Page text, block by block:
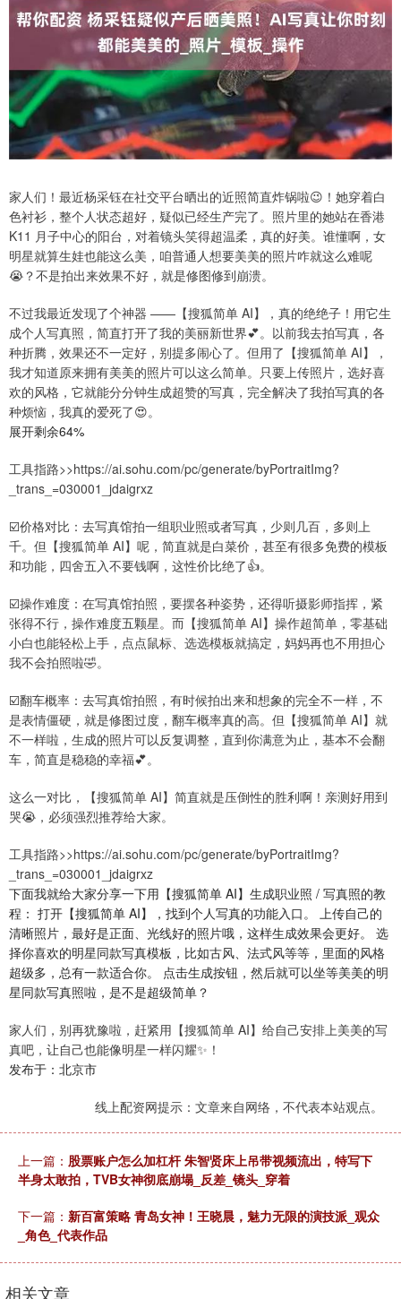
家人们！最近杨采钰在社交平台晒出的近照简直炸锅啦😉！她穿着白
色衬衫，整个人状态超好，疑似已经生产完了。照片里的她站在香港
K11 月子中心的阳台，对着镜头笑得超温柔，真的好美。谁懂啊，女
明星就算生娃也能这么美，咱普通人想要美美的照片咋就这么难呢
😭？不是拍出来效果不好，就是修图修到崩溃。
不过我最近发现了个神器 ——【搜狐简单 AI】，真的绝绝子！用它生
成个人写真照，简直打开了我的美丽新世界💕。以前我去拍写真，各
种折腾，效果还不一定好，别提多闹心了。但用了【搜狐简单 AI】，
我才知道原来拥有美美的照片可以这么简单。只要上传照片，选好喜
欢的风格，它就能分分钟生成超赞的写真，完全解决了我拍写真的各
种烦恼，我真的爱死了😍。
展开剩余64%
工具指路>>https://ai.sohu.com/pc/generate/byPortraitImg?
_trans_=030001_jdaigrxz
☑️价格对比：去写真馆拍一组职业照或者写真，少则几百，多则上
千。但【搜狐简单 AI】呢，简直就是白菜价，甚至有很多免费的模板
和功能，四舍五入不要钱啊，这性价比绝了👍。
☑️操作难度：在写真馆拍照，要摆各种姿势，还得听摄影师指挥，紧
张得不行，操作难度五颗星。而【搜狐简单 AI】操作超简单，零基础
小白也能轻松上手，点点鼠标、选选模板就搞定，妈妈再也不用担心
我不会拍照啦🤣。
☑️翻车概率：去写真馆拍照，有时候拍出来和想象的完全不一样，不
是表情僵硬，就是修图过度，翻车概率真的高。但【搜狐简单 AI】就
不一样啦，生成的照片可以反复调整，直到你满意为止，基本不会翻
车，简直是稳稳的幸福💕。
这么一对比，【搜狐简单 AI】简直就是压倒性的胜利啊！亲测好用到
哭😭，必须强烈推荐给大家。
工具指路>>https://ai.sohu.com/pc/generate/byPortraitImg?
_trans_=030001_jdaigrxz
下面我就给大家分享一下用【搜狐简单 AI】生成职业照 / 写真照的教
程： 打开【搜狐简单 AI】，找到个人写真的功能入口。 上传自己的
清晰照片，最好是正面、光线好的照片哦，这样生成效果会更好。 选
择你喜欢的明星同款写真模板，比如古风、法式风等等，里面的风格
超级多，总有一款适合你。 点击生成按钮，然后就可以坐等美美的明
星同款写真照啦，是不是超级简单？
家人们，别再犹豫啦，赶紧用【搜狐简单 AI】给自己安排上美美的写
真吧，让自己也能像明星一样闪耀✨！
发布于：北京市
线上配资网提示：文章来自网络，不代表本站观点。
上一篇： 股票账户怎么加杠杆 朱智贤床上吊带视频流出，特写下
半身太敢拍，TVB女神彻底崩塌_反差_镜头_穿着
下一篇： 新百富策略 青岛女神！王晓晨，魅力无限的演技派_观众
_角色_代表作品
相关文章